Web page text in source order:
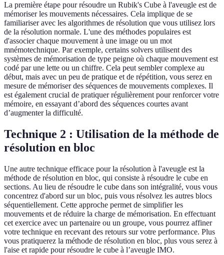
La première étape pour résoudre un Rubik's Cube à l'aveugle est de
mémoriser les mouvements nécessaires. Cela implique de se
familiariser avec les algorithmes de résolution que vous utilisez lors
de la résolution normale. L'une des méthodes populaires est
d'associer chaque mouvement à une image ou un mot
mnémotechnique. Par exemple, certains solvers utilisent des
systèmes de mémorisation de type peigne où chaque mouvement est
codé par une lette ou un chiffre. Cela peut sembler complexe au
début, mais avec un peu de pratique et de répétition, vous serez en
mesure de mémoriser des séquences de mouvements complexes. Il
est également crucial de pratiquer régulièrement pour renforcer votre
mémoire, en essayant d’abord des séquences courtes avant
d’augmenter la difficulté.
Technique 2 : Utilisation de la méthode de
résolution en bloc
Une autre technique efficace pour la résolution à l'aveugle est la
méthode de résolution en bloc, qui consiste à résoudre le cube en
sections. Au lieu de résoudre le cube dans son intégralité, vous vous
concentrez d'abord sur un bloc, puis vous résolvez les autres blocs
séquentiellement. Cette approche permet de simplifier les
mouvements et de réduire la charge de mémorisation. En effectuant
cet exercice avec un partenaire ou un groupe, vous pourrez affiner
votre technique en recevant des retours sur votre performance. Plus
vous pratiquerez la méthode de résolution en bloc, plus vous serez à
l'aise et rapide pour résoudre le cube à l’aveugle IMO.